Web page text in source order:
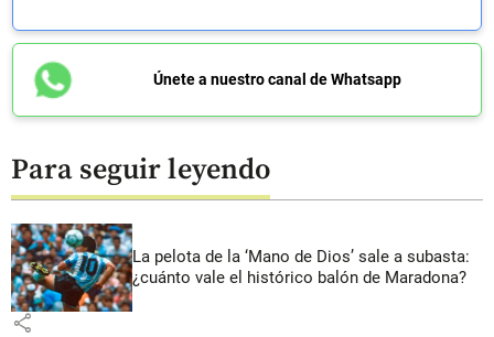
Únete a nuestro canal de Whatsapp
Para seguir leyendo
La pelota de la ‘Mano de Dios’ sale a subasta:
¿cuánto vale el histórico balón de Maradona?
share